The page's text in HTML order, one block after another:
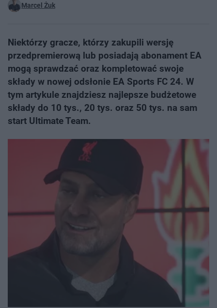
Marcel Żuk
Niektórzy gracze, którzy zakupili wersję
przedpremierową lub posiadają abonament EA
mogą sprawdzać oraz kompletować swoje
składy w nowej odsłonie EA Sports FC 24. W
tym artykule znajdziesz najlepsze budżetowe
składy do 10 tys., 20 tys. oraz 50 tys. na sam
start Ultimate Team.